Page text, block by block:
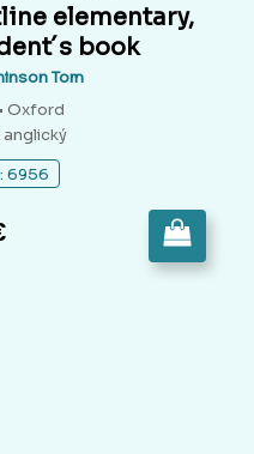
elementary,
book
Tom
Oxford
anglický
6956